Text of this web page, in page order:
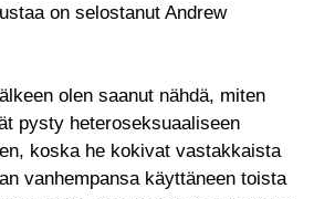
on selostanut Andrew
olen saanut nähdä, miten
pysty heteroseksuaaliseen
koska he kokivat vastakkaista
vanhempansa käyttäneen toista